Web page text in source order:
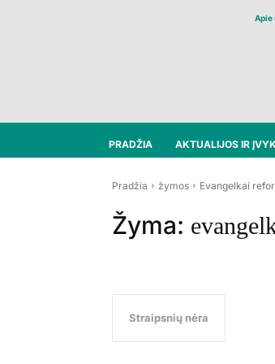
Apie
PRADŽIA AKTUALIJOS IR
Pradžia žymos Evangelkai
Žyma:
Straipsnių nėra